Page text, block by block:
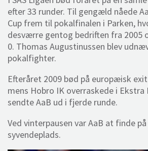
efter 33 runder. Til gengæld nåede
Cup frem til pokalfinalen i Parken,
desværre gentog bedriften fra 2005
0. Thomas Augustinussen blev
pokalfighter.
Efteråret 2009 bød på europæisk
mens Hobro IK overraskede i Ekstra
sendte AaB ud i fjerde runde.
Ved vinterpausen var AaB at finde på
syvendeplads.